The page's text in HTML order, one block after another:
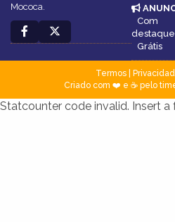
Mococa.
Com
destaque
Grátis
Termos|
Criado com ❤️ e ☕ pelo
Statcounter code invalid. Insert a